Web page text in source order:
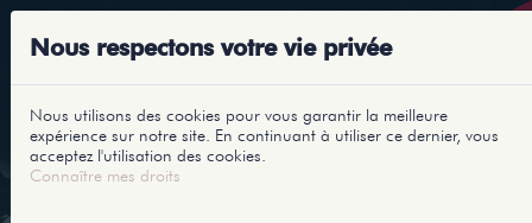
Nous respectons votre vie privée
Nous utilisons des cookies pour vous garantir la meilleure
expérience sur notre site. En continuant à utiliser ce dernier, vous
acceptez l'utilisation des cookies.
Connaître mes droits